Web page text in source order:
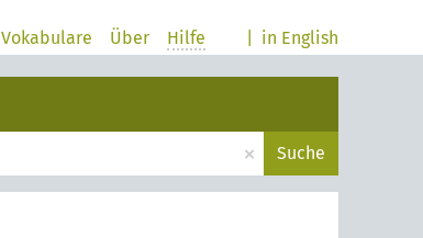
in English
Vokabulare Über Hilfe
× Suche